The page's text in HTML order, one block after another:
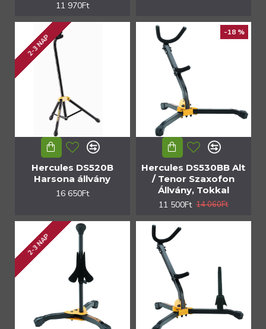
11 970Ft
2-3 NAP
Hercules DS520B
Harsona állvány
16 650Ft
-18 %
Hercules DS530BB Alt
/ Tenor Szaxofon
Állvány, Tokkal
11 500Ft 14 060Ft
2-3 NAP